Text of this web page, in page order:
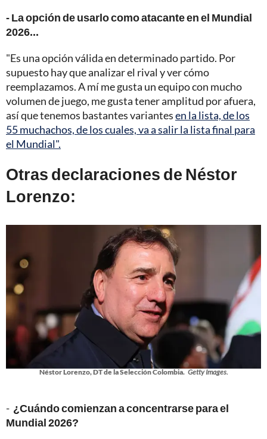
- La opción de usarlo como atacante en el Mundial
2026...
"Es una opción válida en determinado partido. Por
supuesto hay que analizar el rival y ver cómo
reemplazamos. A mí me gusta un equipo con mucho
volumen de juego, me gusta tener amplitud por afuera,
así que tenemos bastantes variantesen la lista, de los
55 muchachos, de los cuales, va a salir la lista final para
el Mundial".
Otras declaraciones de Néstor
Lorenzo:
Néstor Lorenzo, DT de la Selección Colombia. Getty Images.
- ¿Cuándo comienzan a concentrarse para el
Mundial 2026?